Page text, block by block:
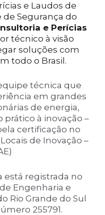
e Laudos de
de Segurança do
e Perícias
técnico à visão
soluções com
todo o Brasil.
técnica que
em grandes
de energia,
à inovação –
certificação no
de Inovação –
está registrada no
Engenharia e
Rio Grande do Sul
255791.